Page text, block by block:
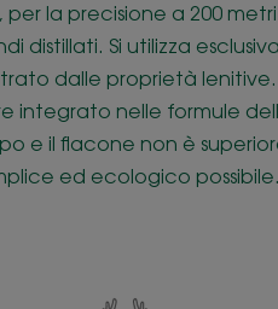
la precisione a 200
distillati. Si utilizza
dalle proprietà
integrato nelle formule
e il flacone non è
ed ecologico possibile.